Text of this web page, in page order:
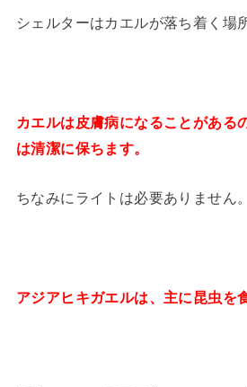
シェルターはカエルが落ち着く場
カエルは皮膚病になることがある
は清潔に保ちます。
ちなみにライトは必要ありません。
アジアヒキガエルは、主に昆虫を